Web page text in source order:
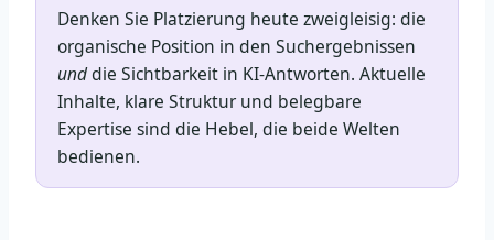
Denken Sie Platzierung heute zweigleisig: die
organische Position in den Suchergebnissen
unddie Sichtbarkeit in KI-Antworten. Aktuelle
Inhalte, klare Struktur und belegbare
Expertise sind die Hebel, die beide Welten
bedienen.